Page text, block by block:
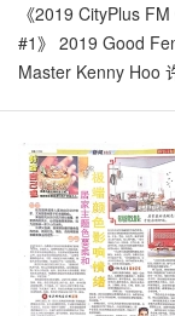
《2019 CityPlus
#1》 2019 Good
Master Kenny Hoo
#GoodQi
#CremeBrulee